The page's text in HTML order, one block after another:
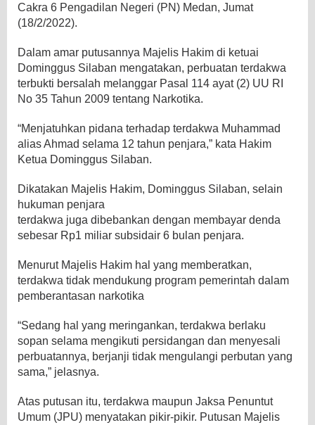
Cakra 6 Pengadilan Negeri (PN) Medan, Jumat
(18/2/2022).
Dalam amar putusannya Majelis Hakim di ketuai
Dominggus Silaban mengatakan, perbuatan terdakwa
terbukti bersalah melanggar Pasal 114 ayat (2) UU RI
No 35 Tahun 2009 tentang Narkotika.
“Menjatuhkan pidana terhadap terdakwa Muhammad
alias Ahmad selama 12 tahun penjara,” kata Hakim
Ketua Dominggus Silaban.
Dikatakan Majelis Hakim, Dominggus Silaban, selain
hukuman penjara
terdakwa juga dibebankan dengan membayar denda
sebesar Rp1 miliar subsidair 6 bulan penjara.
Menurut Majelis Hakim hal yang memberatkan,
terdakwa tidak mendukung program pemerintah dalam
pemberantasan narkotika
“Sedang hal yang meringankan, terdakwa berlaku
sopan selama mengikuti persidangan dan menyesali
perbuatannya, berjanji tidak mengulangi perbutan yang
sama,” jelasnya.
Atas putusan itu, terdakwa maupun Jaksa Penuntut
Umum (JPU) menyatakan pikir-pikir. Putusan Majelis